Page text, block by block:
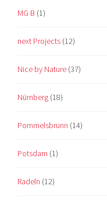
MG B (1)
next Projects (12)
Nice by Nature (37)
Nürnberg (18)
Pommelsbrunn (14)
Potsdam (1)
Radeln (12)